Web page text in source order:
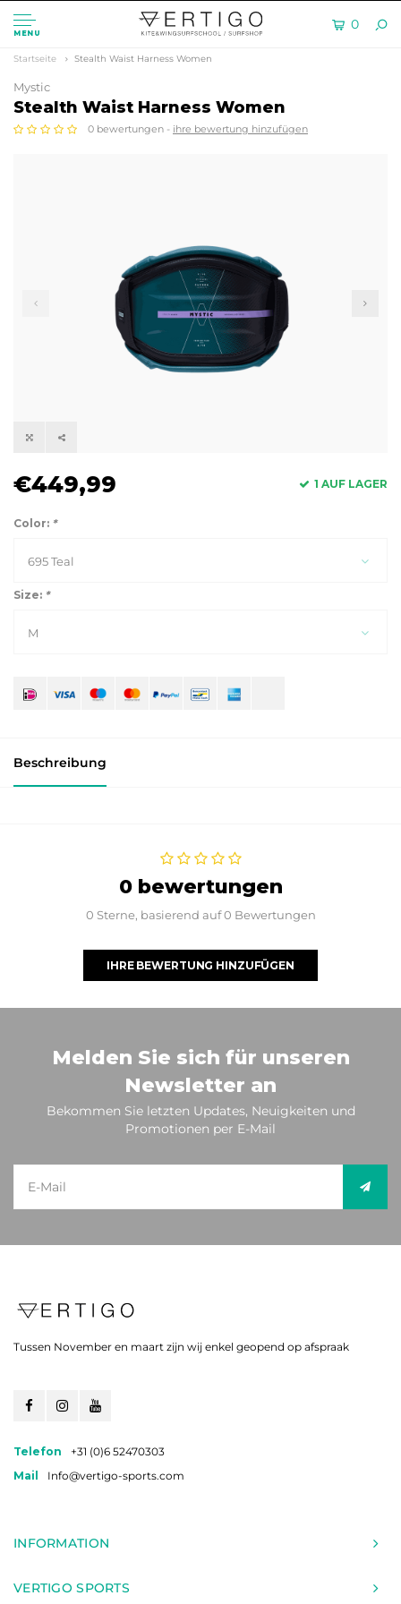
MENU
0
Startseite Stealth Waist Harness Women
Mystic
Stealth Waist Harness Women
0 bewertungen - ihre bewertung hinzufügen
€449,99 1 AUF LAGER
Color: *
695 Teal
Size: *
M
Beschreibung
0 bewertungen
0 Sterne, basierend auf 0 Bewertungen
IHRE BEWERTUNG HINZUFÜGEN
Melden Sie sich für unseren
Newsletter an
Bekommen Sie letzten Updates, Neuigkeiten und
Promotionen per E-Mail
Tussen November en maart zijn wij enkel geopend op afspraak
Telefon
+31 (0)6 52470303
Mail
Info@vertigo-sports.com
INFORMATION
VERTIGO SPORTS